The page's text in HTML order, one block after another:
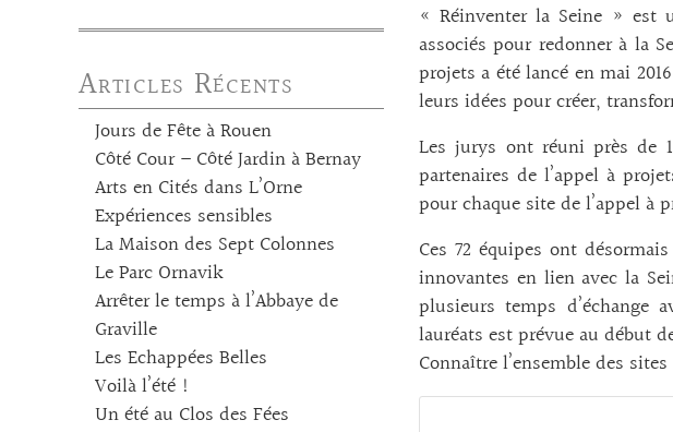
Articles Récents
Jours de Fête à Rouen
Côté Cour – Côté Jardin à Bernay
Arts en Cités dans L’Orne
Expériences sensibles
La Maison des Sept Colonnes
Le Parc Ornavik
Arrêter le temps à l’Abbaye de
Graville
Les Echappées Belles
Voilà l’été !
Un été au Clos des Fées
« Réinventer la Seine » est
associés pour redonner à la
projets a été lancé en mai
leurs idées pour créer,
Les jurys ont réuni près de
partenaires de l’appel à
pour chaque site de l’appel à
Ces 72 équipes ont
innovantes en lien avec la
plusieurs temps d’échange
lauréats est prévue au début
Connaître l’ensemble des